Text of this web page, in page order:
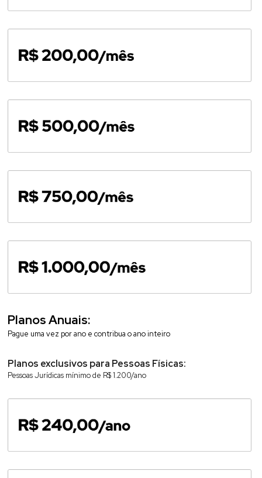
Planos Anuais:
Pague uma vez por ano e contribua o ano inteiro
Planos exclusivos para Pessoas Físicas:
Pessoas Jurídicas mínimo de R$ 1.200/ano